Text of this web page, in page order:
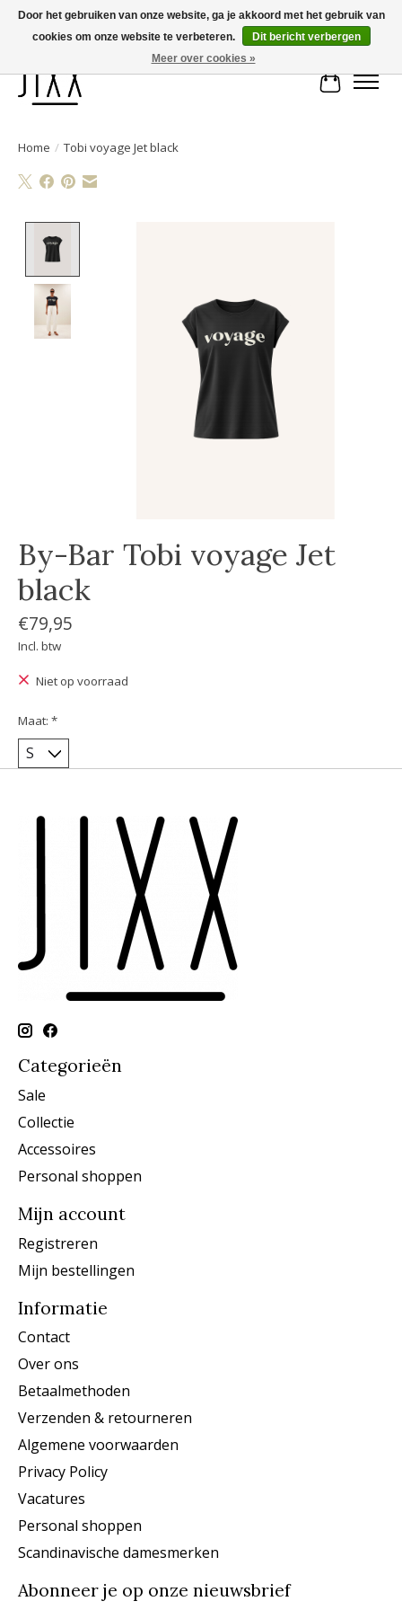
Voor 14.00 uur besteld, vandaag verstuurd | Gratis verzending vanaf € 75
Home / Tobi voyage Jet black
By-Bar Tobi voyage Jet
black
€79,95
Incl. btw
Niet op voorraad
Maat: *
Categorieën
Sale
Collectie
Accessoires
Personal shoppen
Mijn account
Registreren
Mijn bestellingen
Informatie
Contact
Over ons
Betaalmethoden
Verzenden & retourneren
Algemene voorwaarden
Privacy Policy
Vacatures
Personal shoppen
Scandinavische damesmerken
Abonneer je op onze nieuwsbrief
Door het gebruiken van onze website, ga je akkoord met het gebruik van
cookies om onze website te verbeteren.
Dit bericht verbergen
Meer over cookies »